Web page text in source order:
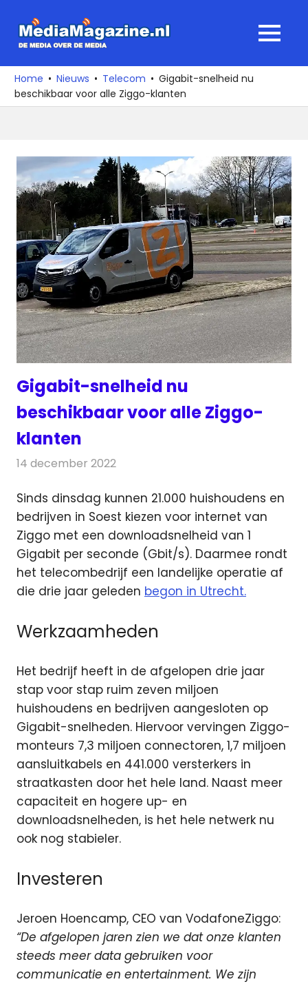
naar
media
over
de
MENU
Home Nieuws Telecom
Gigabit-snelheid nu
beschikbaar voor alle Ziggo-klanten
Gigabit-snelheid nu
beschikbaar voor alle Ziggo-
klanten
14 december 2022
Sinds dinsdag kunnen 21.000 huishoudens en
bedrijven in Soest kiezen voor internet van
Ziggo met een downloadsnelheid van 1
Gigabit per seconde (Gbit/s). Daarmee rondt
het telecombedrijf een landelijke operatie af
die drie jaar geleden begon in Utrecht.
Werkzaamheden
Het bedrijf heeft in de afgelopen drie jaar
stap voor stap ruim zeven miljoen
huishoudens en bedrijven aangesloten op
Gigabit-snelheden. Hiervoor vervingen Ziggo-
monteurs 7,3 miljoen connectoren, 1,7 miljoen
aansluitkabels en 441.000 versterkers in
straatkasten door het hele land. Naast meer
capaciteit en hogere up- en
downloadsnelheden, is het hele netwerk nu
ook nog stabieler.
Investeren
Jeroen Hoencamp, CEO van VodafoneZiggo:
“De afgelopen jaren zien we dat onze klanten
steeds meer data gebruiken voor
communicatie en entertainment. We zijn